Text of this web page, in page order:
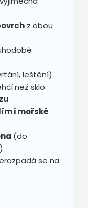
z obou
leštění)
než sklo
i mořské
(do
se na